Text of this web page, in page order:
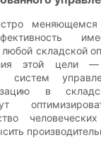
любой складской
этой цели —
систем
в